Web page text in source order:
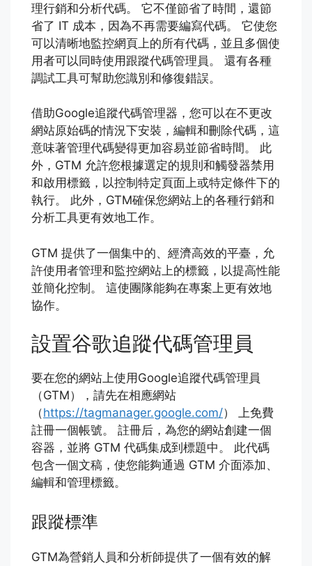
理行銷和分析代碼。 它不僅節省了時間，還節
省了 IT 成本，因為不再需要編寫代碼。 它使您
可以清晰地監控網頁上的所有代碼，並且多個使
用者可以同時使用跟蹤代碼管理員。 還有各種
調試工具可幫助您識別和修復錯誤。
借助Google追蹤代碼管理器，您可以在不更改
網站原始碼的情況下安裝，編輯和刪除代碼，這
意味著管理代碼變得更加容易並節省時間。 此
外，GTM 允許您根據選定的規則和觸發器禁用
和啟用標籤，以控制特定頁面上或特定條件下的
執行。 此外，GTM確保您網站上的各種行銷和
分析工具更有效地工作。
GTM 提供了一個集中的、經濟高效的平臺，允
許使用者管理和監控網站上的標籤，以提高性能
並簡化控制。 這使團隊能夠在專案上更有效地
協作。
設置谷歌追蹤代碼管理員
要在您的網站上使用Google追蹤代碼管理員
（GTM），請先在相應網站
（https://tagmanager.google.com/） 上免費
註冊一個帳號。 註冊后，為您的網站創建一個
容器，並將 GTM 代碼集成到標題中。 此代碼
包含一個文稿，使您能夠通過 GTM 介面添加、
編輯和管理標籤。
跟蹤標準
GTM為營銷人員和分析師提供了一個有效的解